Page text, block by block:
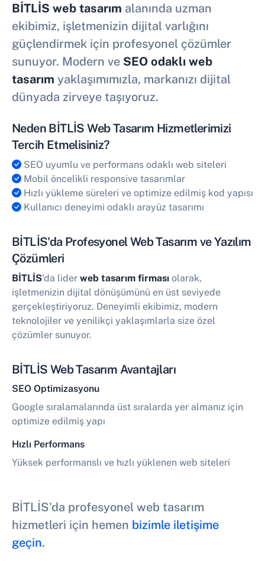
BİTLİS web tasarım alanında uzman
ekibimiz, işletmenizin dijital varlığını
güçlendirmek için profesyonel çözümler
sunuyor. Modern ve SEO odaklı web
tasarım yaklaşımımızla, markanızı dijital
dünyada zirveye taşıyoruz.
Neden BİTLİS Web Tasarım Hizmetlerimizi
Tercih Etmelisiniz?
SEO uyumlu ve performans odaklı web siteleri
Mobil öncelikli responsive tasarımlar
Hızlı yükleme süreleri ve optimize edilmiş kod yapısı
Kullanıcı deneyimi odaklı arayüz tasarımı
BİTLİS'da Profesyonel Web Tasarım ve Yazılım
Çözümleri
BİTLİS'da lider web tasarım firması olarak,
işletmenizin dijital dönüşümünü en üst seviyede
gerçekleştiriyoruz. Deneyimli ekibimiz, modern
teknolojiler ve yenilikçi yaklaşımlarla size özel
çözümler sunuyor.
BİTLİS Web Tasarım Avantajları
SEO Optimizasyonu
Google sıralamalarında üst sıralarda yer almanız için
optimize edilmiş yapı
Hızlı Performans
Yüksek performanslı ve hızlı yüklenen web siteleri
BİTLİS'da profesyonel web tasarım
hizmetleri için hemen bizimle iletişime
geçin.